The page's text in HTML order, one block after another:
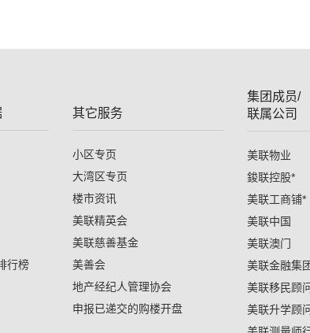
行榜
其它服务
小区专页
大湾区专页
楼市资讯
美联精英会
美联慈善基金
美善会
地产经纪人管理协会
申报已递交的购楼开盘
集团成员/
联属公司
美联物业
鋑联控股*
美联工商铺*
美联中国
美联澳门
美联金融集
美联移民顾
美联升学顾